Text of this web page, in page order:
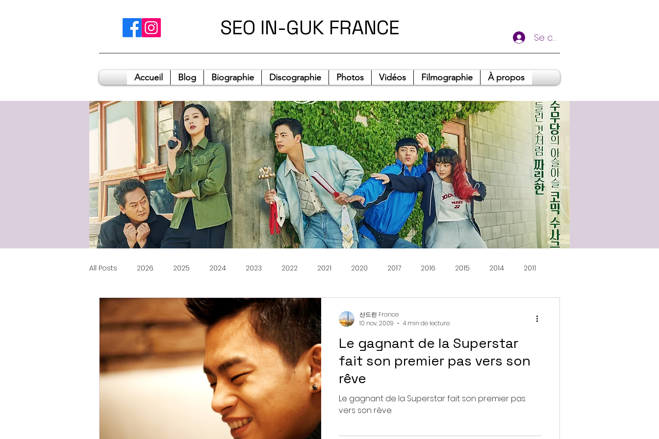
SEO IN-GUK FRANCE Se connecter
Accueil Blog Biographie Discographie Photos Vidéos Filmographie À propos
All Posts 2026 2025 2024 2023 2022 2021 2020 2017 2016 2015 2014 2011
Heart Rider Stories Musique
Le gagnant de la Superstar
fait son premier pas vers son
rêve
Le gagnant de la Superstar fait son premier pas
vers son rêve
산드린 France
10 nov. 2009
4 min de lecture